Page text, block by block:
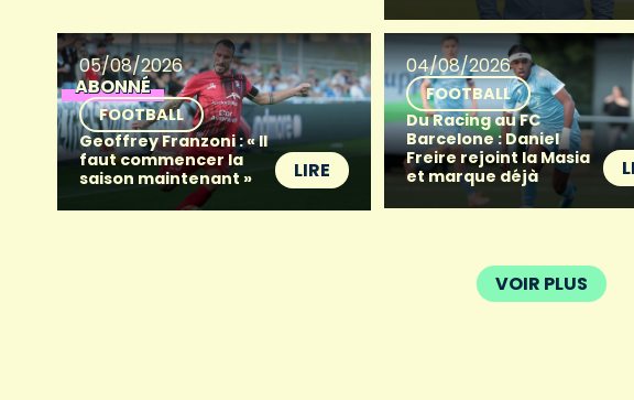
05/08/2026
ABONNÉ
FOOTBALL
Geoffrey Franzoni : « Il
faut commencer la
saison maintenant »
LIRE
04/08/2026
FOOTBALL
Du Racing au FC
Barcelone : Daniel
Freire rejoint la Masia
et marque déjà
VOIR PLUS